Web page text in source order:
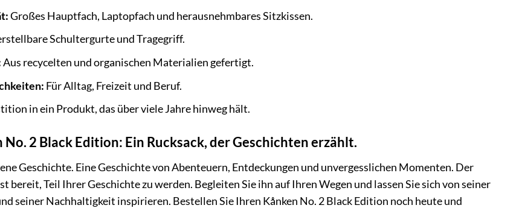
Großes Hauptfach, Laptopfach und herausnehmbares Sitzkissen.
Schultergurte und Tragegriff.
Aus recycelten und organischen Materialien gefertigt.
Für Alltag, Freizeit und Beruf.
in ein Produkt, das über viele Jahre hinweg hält.
2 Black Edition: Ein Rucksack, der Geschichten erzählt.
Geschichte. Eine Geschichte von Abenteuern, Entdeckungen und unvergesslichen Momenten. Der
bereit, Teil Ihrer Geschichte zu werden. Begleiten Sie ihn auf Ihren Wegen und lassen Sie sich von seiner
seiner Nachhaltigkeit inspirieren. Bestellen Sie Ihren Kånken No. 2 Black Edition noch heute und